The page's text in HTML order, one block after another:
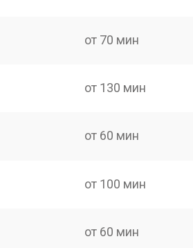
от 70 мин
от 130 мин
от 60 мин
от 100 мин
от 60 мин